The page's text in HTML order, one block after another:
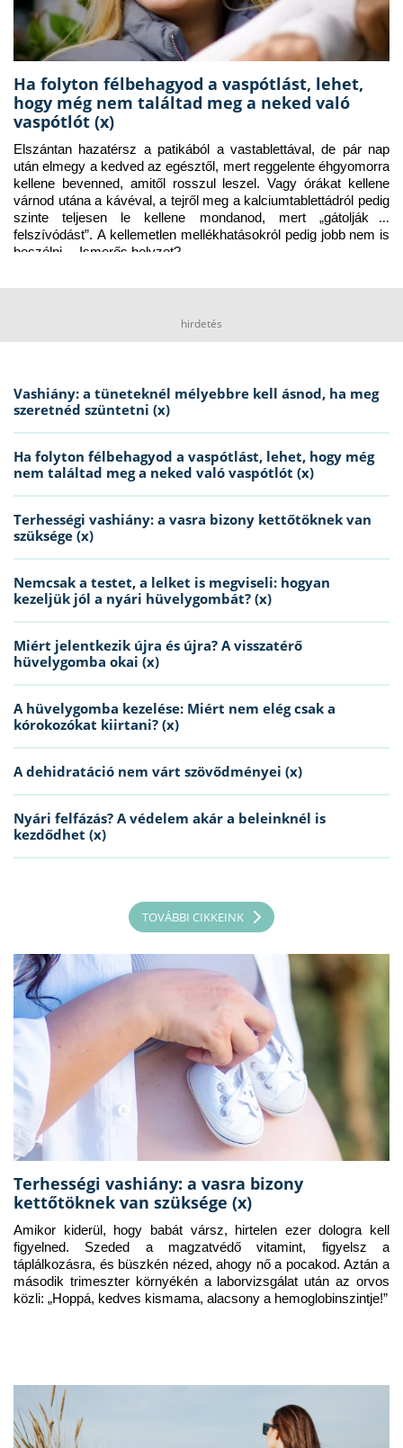
Ha folyton félbehagyod a vaspótlást, lehet,
hogy még nem találtad meg a neked való
vaspótlót (x)
Elszántan hazatérsz a patikából a vastablettával, de pár nap
után elmegy a kedved az egésztől, mert reggelente éhgyomorra
kellene bevenned, amitől rosszul leszel. Vagy órákat kellene
várnod utána a kávéval, a tejről meg a kalciumtablettádról pedig
szinte teljesen le kellene mondanod, mert „gátolják a
felszívódást”. A kellemetlen mellékhatásokról pedig jobb nem is
beszélni… Ismerős helyzet?
hirdetés
Vashiány: a tüneteknél mélyebbre kell ásnod, ha meg
szeretnéd szüntetni (x)
Ha folyton félbehagyod a vaspótlást, lehet, hogy még
nem találtad meg a neked való vaspótlót (x)
Terhességi vashiány: a vasra bizony kettőtöknek van
szüksége (x)
Nemcsak a testet, a lelket is megviseli: hogyan
kezeljük jól a nyári hüvelygombát? (x)
Miért jelentkezik újra és újra? A visszatérő
hüvelygomba okai (x)
A hüvelygomba kezelése: Miért nem elég csak a
kórokozókat kiirtani? (x)
A dehidratáció nem várt szövődményei (x)
Nyári felfázás? A védelem akár a beleinknél is
kezdődhet (x)
TOVÁBBI CIKKEINK
Terhességi vashiány: a vasra bizony
kettőtöknek van szüksége (x)
Amikor kiderül, hogy babát vársz, hirtelen ezer dologra kell
figyelned. Szeded a magzatvédő vitamint, figyelsz a
táplálkozásra, és büszkén nézed, ahogy nő a pocakod. Aztán a
második trimeszter környékén a laborvizsgálat után az orvos
közli: „Hoppá, kedves kismama, alacsony a hemoglobinszintje!”